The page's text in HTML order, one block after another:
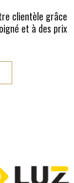
clientèle grâce
et à des prix